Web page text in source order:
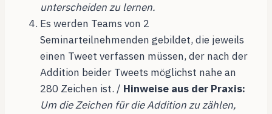
unterscheiden zu lernen.
Es werden Teams von 2
Seminarteilnehmenden gebildet, die jeweils
einen Tweet verfassen müssen, der nach der
Addition beider Tweets möglichst nahe an
280 Zeichen ist. / Hinweise aus der Praxis:
Um die Zeichen für die Addition zu zählen,